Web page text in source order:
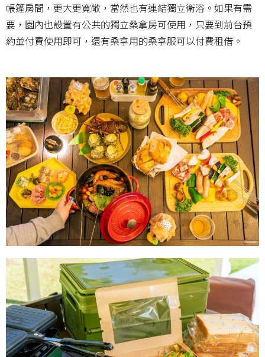
帳篷房間，更大更寬敞，當然也有連結獨立衛浴。如果有需
要，園內也設置有公共的獨立桑拿房可使用，只要到前台預
約並付費使用即可，還有桑拿用的桑拿服可以付費租借。